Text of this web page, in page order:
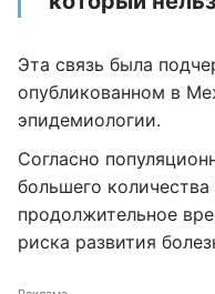
Эта связь была
опубликованном в
эпидемиологии.
Согласно
большего
продолжительное
риска развития